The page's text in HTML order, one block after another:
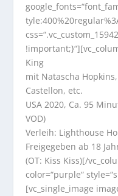
King
mit Natascha
Castellon, etc.
USA 2020, Ca. 95
VOD)
Verleih: Lighthouse
Freigegeben ab 18
(OT: Kiss Kiss)[/
color=“purple“
[vc_single_image